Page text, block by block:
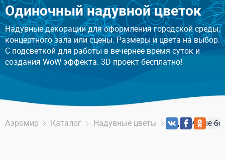
Одиночный надувной цветок
Надувные декорации для оформления городской среды,
концертного зала или сцены. Размеры и цвета на выбор.
С подсветкой для работы в вечернее время суток и
создания WoW эффекта. 3D проект бесплатно!
Аэромир Каталог Надувные цветы Одиночные